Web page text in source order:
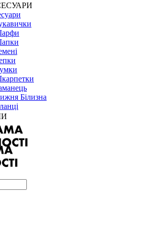
Білизна